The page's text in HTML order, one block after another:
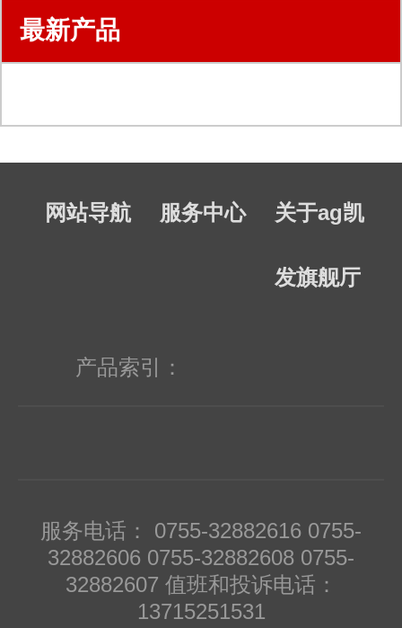
最新产品
网站导航 服务中心 关于ag凯
发旗舰厅
产品索引：
服务电话： 0755-32882616 0755-
32882606 0755-32882608 0755-
32882607 值班和投诉电话：
13715251531